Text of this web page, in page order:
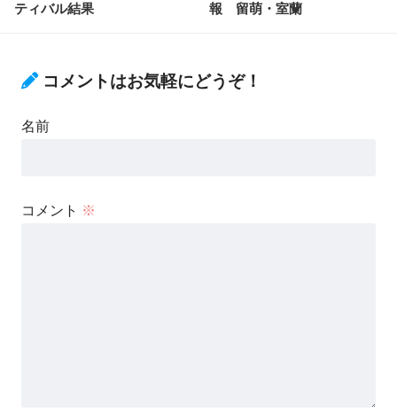
ティバル結果 報 留萌・室蘭
コメントはお気軽にどうぞ！
名前
コメント ※